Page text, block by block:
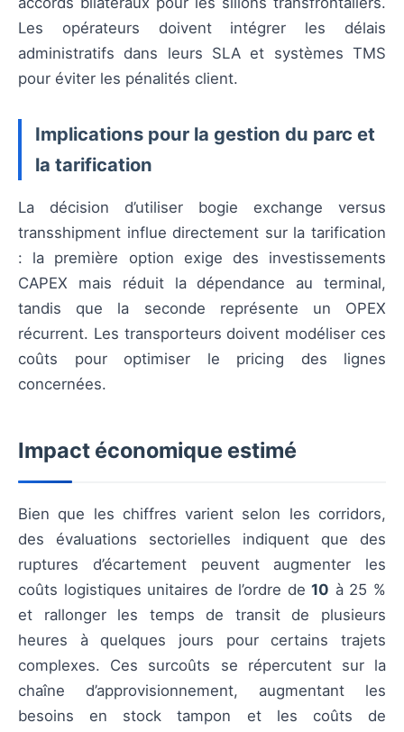
Les opérateurs doivent intégrer les délais
administratifs dans leurs SLA et systèmes TMS
pour éviter les pénalités client.
Implications pour la gestion du parc et
la tarification
La décision d’utiliser bogie exchange versus
transshipment influe directement sur la tarification
: la première option exige des investissements
CAPEX mais réduit la dépendance au terminal,
tandis que la seconde représente un OPEX
récurrent. Les transporteurs doivent modéliser ces
coûts pour optimiser le pricing des lignes
concernées.
Impact économique estimé
Bien que les chiffres varient selon les corridors,
des évaluations sectorielles indiquent que des
ruptures d’écartement peuvent augmenter les
coûts logistiques unitaires de l’ordre de10 à 25 %
et rallonger les temps de transit de plusieurs
heures à quelques jours pour certains trajets
complexes. Ces surcoûts se répercutent sur la
chaîne d’approvisionnement, augmentant les
besoins en stock tampon et les coûts de